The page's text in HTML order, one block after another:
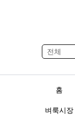
홈
벼룩시장